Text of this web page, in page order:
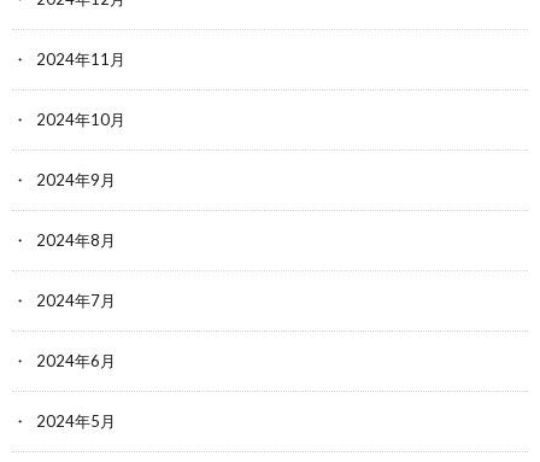
2024年11月
2024年10月
2024年9月
2024年8月
2024年7月
2024年6月
2024年5月